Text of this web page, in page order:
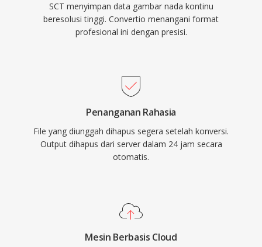
SCT menyimpan data gambar nada kontinu
beresolusi tinggi. Convertio menangani format
profesional ini dengan presisi.
Penanganan Rahasia
File yang diunggah dihapus segera setelah konversi.
Output dihapus dari server dalam 24 jam secara
otomatis.
Mesin Berbasis Cloud